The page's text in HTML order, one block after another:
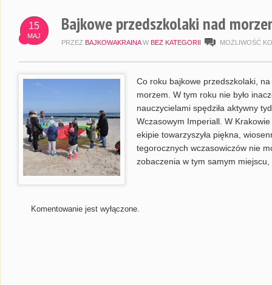
15
MAJ
Bajkowe przedszkolaki nad
PRZEZ BAJKOWAKRAINA W BEZ KATEGORII MOŻLIWOŚĆ
Co roku bajkowe przedszkolaki,
morzem. W tym roku nie było
nauczycielami spędziła aktywny
Wczasowym Imperiall. W
ekipie towarzyszyła piękna,
tegorocznych wczasowiczów nie
zobaczenia w tym samym
Komentowanie jest wyłączone.